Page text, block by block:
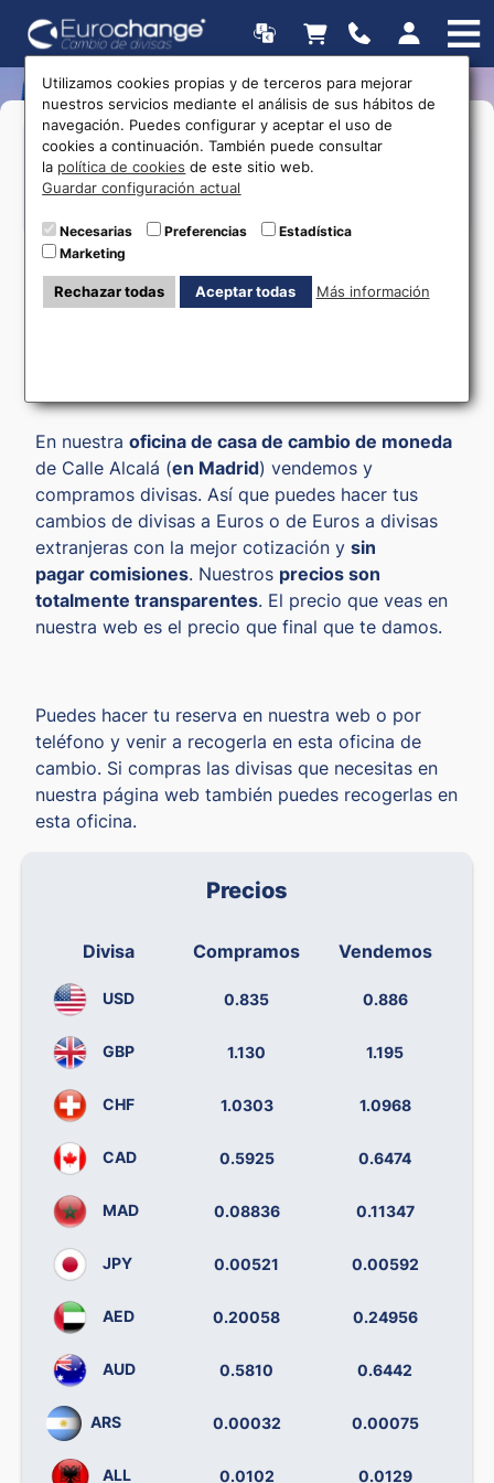
Horarios >Lunes a Viernes:10:00 a 21:00
>Sábado:11:00 a 20:00
615 403 877
En nuestra oficina de casa de cambio de moneda
de Calle Alcalá (en Madrid) vendemos y
compramos divisas. Así que puedes hacer tus
cambios de divisas a Euros o de Euros a divisas
extranjeras con la mejor cotización y sin
pagar comisiones. Nuestros precios son
totalmente transparentes. El precio que veas en
nuestra web es el precio que final que te damos.
Puedes hacer tu reserva en nuestra web o por
teléfono y venir a recogerla en esta oficina de
cambio. Si compras las divisas que necesitas en
nuestra página web también puedes recogerlas en
esta oficina.
Precios
Divisa Compramos Vendemos
USD 0.835 0.886
GBP 1.130 1.195
CHF 1.0303 1.0968
CAD 0.5925 0.6474
MAD 0.08836 0.11347
JPY 0.00521 0.00592
AED 0.20058 0.24956
AUD 0.5810 0.6442
ARS 0.00032 0.00075
ALL 0.0102 0.0129
Utilizamos cookies propias y de terceros para mejorar
nuestros servicios mediante el análisis de sus hábitos de
navegación. Puedes configurar y aceptar el uso de
cookies a continuación. También puede consultar
la política de cookies de este sitio web.
Guardar configuración actual
Necesarias Preferencias
Estadística
Marketing
Rechazar todas Aceptar todas Más información